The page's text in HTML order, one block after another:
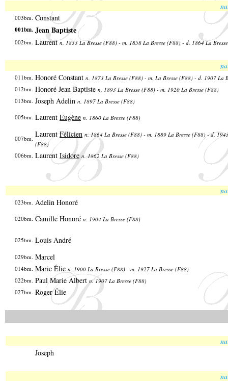
003bm. Constant
001bm. Jean Baptiste
002bm. Laurent n. 1833 La Bresse (F88) - m. 1858 La Bresse (F88) - d. 1864 La
011bm. Honoré Constant n. 1873 La Bresse (F88) - m. La Bresse (F88) - d. 1907 La
012bm. Honoré Jean Baptiste n. 1893 La Bresse (F88) - m. 1920 La Bresse (F88)
013bm. Joseph Adelin n. 1897 La Bresse (F88)
005bm. Laurent Eugène n. 1860 La Bresse (F88)
007bm. LaurentFélicien n. 1864 La Bresse (F88) - m. 1889 La Bresse (F88) - d.
(F88)
006bm. Laurent Isidore n. 1862 La Bresse (F88)
023bm. Adelin Honoré
020bm. Camille Honoré n. 1904 La Bresse (F88)
025bm. Louis André
029bm. Marcel
014bm. Marie Élie n. 1900 La Bresse (F88) - m. 1927 La Bresse (F88)
022bm. Paul Marie Albert n. 1907 La Bresse (F88)
027bm. Roger Élie
Joseph